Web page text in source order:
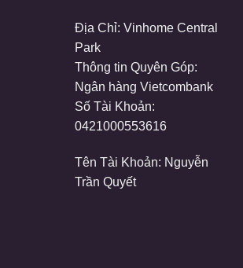
Địa Chỉ: Vinhome Central
Park
Thông tin Quyên Góp:
Ngân hàng Vietcombank
Số Tài Khoản:
0421000553616
Tên Tài Khoản: Nguyễn
Trần Quyết